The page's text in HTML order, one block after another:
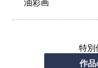
油彩画
特別